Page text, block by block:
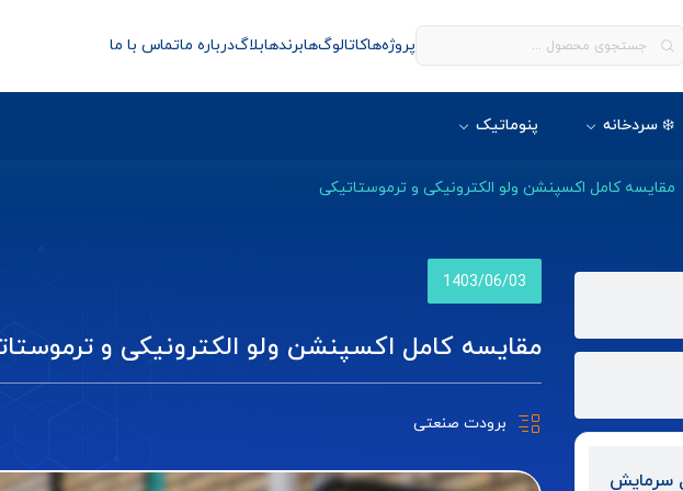
پروژه‌هاکاتالوگ‌هابرندهابلاگدرباره ماتماس با ما
❄️ سردخانه پنوماتیک
مقایسه کامل اکسپنشن ولو الکترونیکی و ترموستاتیکی
1403/06/03
مقایسه کامل اکسپنشن ولو الکترونیکی و
برودت صنعتی
سرمایش